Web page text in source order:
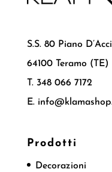
S.S. 80 Piano
64100 Teramo (TE)
T. 348 066 7172
E.
Prodotti
Decorazioni